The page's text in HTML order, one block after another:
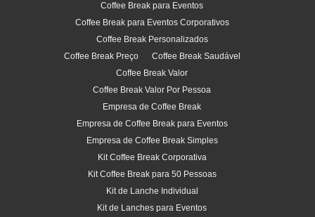
Coffee Break para Eventos
Coffee Break para Eventos Corporativos
Coffee Break Personalizados
Coffee Break Preço
Coffee Break Saudável
Coffee Break Valor
Coffee Break Valor Por Pessoa
Empresa de Coffee Break
Empresa de Coffee Break para Eventos
Empresa de Coffee Break Simples
Kit Coffee Break Corporativa
Kit Coffee Break para 50 Pessoas
Kit de Lanche Individual
Kit de Lanches para Eventos